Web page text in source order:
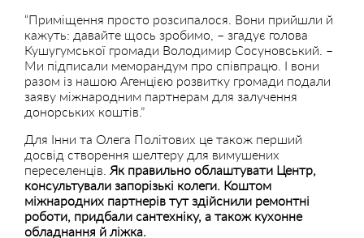
“Приміщення просто розсипалося. Вони прийшли й
кажуть: давайте щось зробимо, – згадує голова
Кушугумської громади Володимир Сосуновський. –
Ми підписали меморандум про співпрацю. І вони
разом із нашою Агенцією розвитку громади подали
заяву міжнародним партнерам для залучення
донорських коштів.”
Для Інни та Олега Політових це також перший
досвід створення шелтеру для вимушених
переселенців. Як правильно облаштувати Центр,
консультували запорізькі колеги. Коштом
міжнародних партнерів тут здійснили ремонтні
роботи, придбали сантехніку, а також кухонне
обладнання й ліжка.